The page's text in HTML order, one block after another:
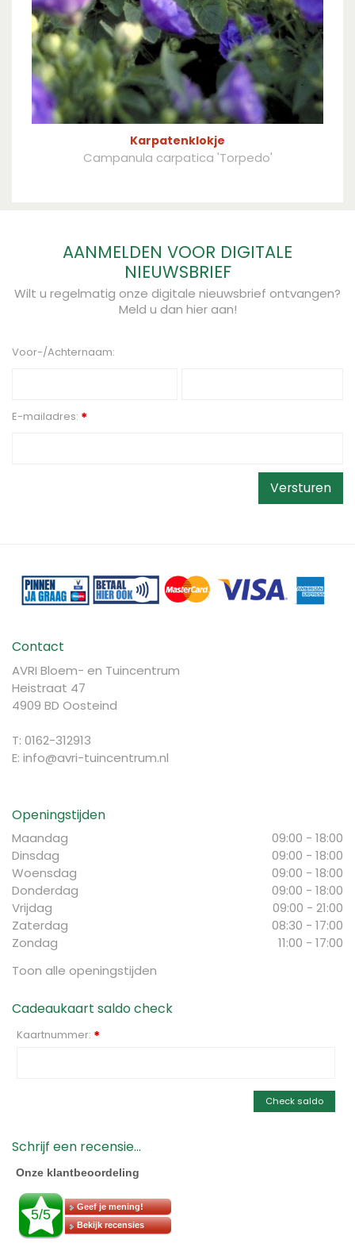
Karpatenklokje
Campanula carpatica 'Torpedo'
AANMELDEN VOOR DIGITALE
NIEUWSBRIEF
Wilt u regelmatig onze digitale nieuwsbrief ontvangen?
Meld u dan hier aan!
Voor-/Achternaam:
E-mailadres: *
Contact
AVRI Bloem- en Tuincentrum
Heistraat 47
4909 BD Oosteind
T: 0162-312913
E: info@avri-tuincentrum.nl
Openingstijden
Maandag
09:00 - 18:00
Dinsdag
09:00 - 18:00
Woensdag
09:00 - 18:00
Donderdag
09:00 - 18:00
Vrijdag
09:00 - 21:00
Zaterdag
08:30 - 17:00
Zondag
11:00 - 17:00
Toon alle openingstijden
Cadeaukaart saldo check
Kaartnummer: *
Check saldo
Schrijf een recensie...